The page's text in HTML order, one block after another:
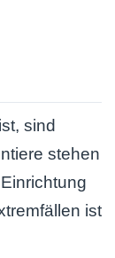
sind
stehen
ist